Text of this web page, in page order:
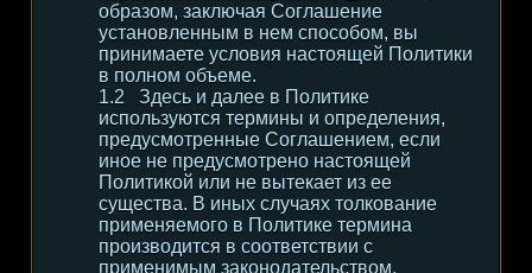
образом, заключая Соглашение
установленным в нем способом, вы
принимаете условия настоящей Политики
в полном объеме.
Здесь и далее в Политике
используются термины и определения,
предусмотренные Соглашением, если
иное не предусмотрено настоящей
Политикой или не вытекает из ее
существа. В иных случаях толкование
применяемого в Политике термина
производится в соответствии с
применимым законодательством,